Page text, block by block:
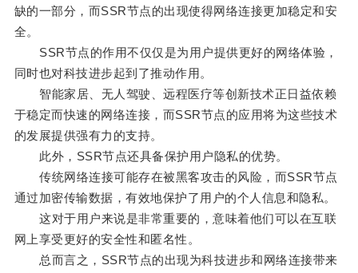
缺的一部分，而SSR节点的出现使得网络连接更加稳定和安
全。
SSR节点的作用不仅仅是为用户提供更好的网络体验，
同时也对科技进步起到了推动作用。
智能家居、无人驾驶、远程医疗等创新技术正日益依赖
于稳定而快速的网络连接，而SSR节点的应用将为这些技术
的发展提供强有力的支持。
此外，SSR节点还具备保护用户隐私的优势。
传统网络连接可能存在被黑客攻击的风险，而SSR节点
通过加密传输数据，有效地保护了用户的个人信息和隐私。
这对于用户来说是非常重要的，意味着他们可以在互联
网上享受更好的安全性和匿名性。
总而言之，SSR节点的出现为科技进步和网络连接带来